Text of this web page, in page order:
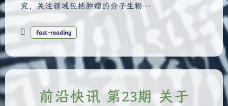
究，关注领域包括肿瘤的分子生物…
fast-reading
前沿快讯 第23期 关于